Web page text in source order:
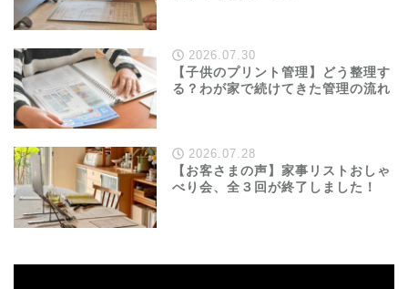
2026.07.30
【子供のプリント管理】どう整理す
る？わが家で続けてきた管理の流れ
2026.07.28
【お客さまの声】家事リストおしゃ
べり会、全３回が終了しました！